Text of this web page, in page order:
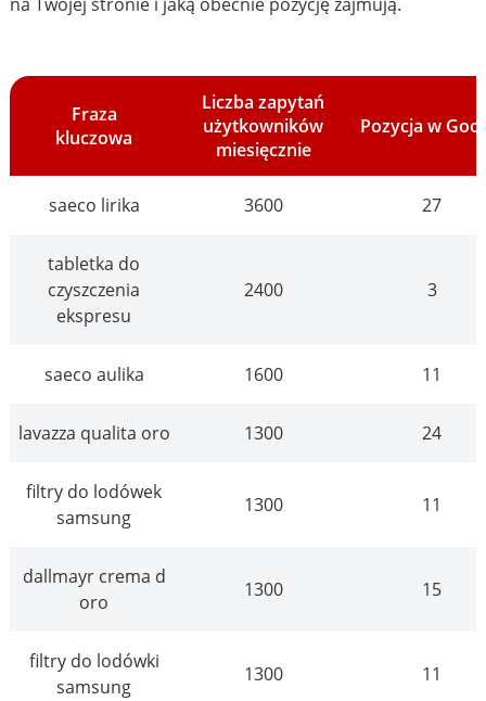
Fraza
kluczowa
Liczba zapytań
użytkowników
miesięcznie
Pozycja w
saeco lirika 3600 27
tabletka do
czyszczenia
ekspresu
2400 3
saeco aulika 1600 11
lavazza qualita oro 1300 24
filtry do lodówek
samsung
1300 11
dallmayr crema d
oro
1300 15
filtry do lodówki
samsung
1300 11